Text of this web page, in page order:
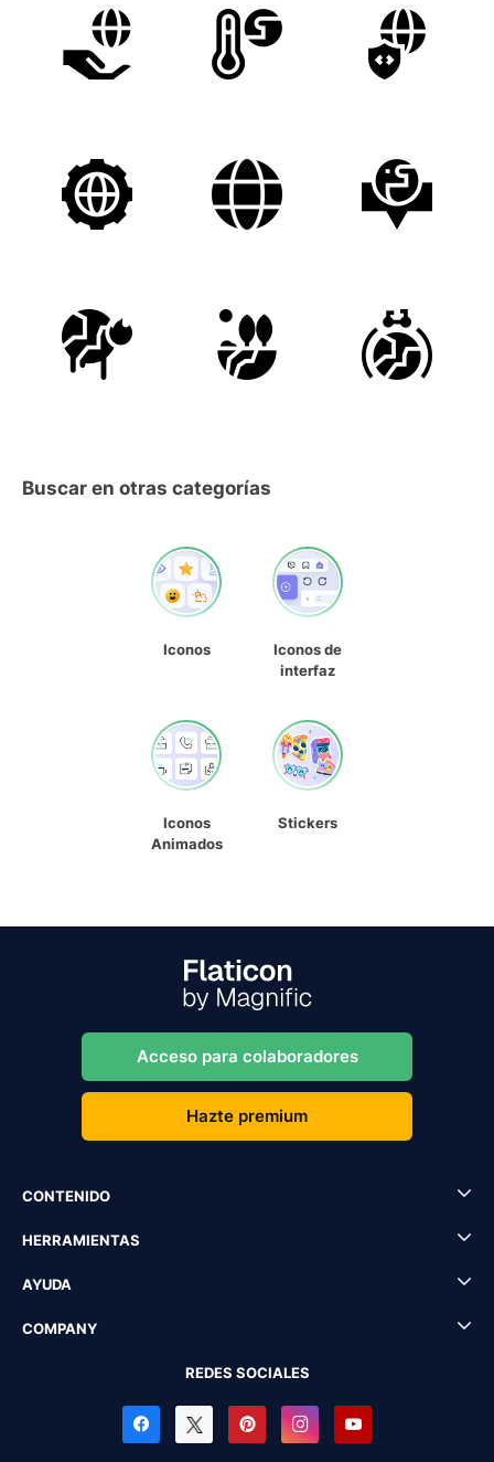
Buscar en otras categorías
Iconos
Iconos de
interfaz
Iconos
Animados
Stickers
Acceso para colaboradores
Hazte premium
CONTENIDO
HERRAMIENTAS
AYUDA
COMPANY
REDES SOCIALES